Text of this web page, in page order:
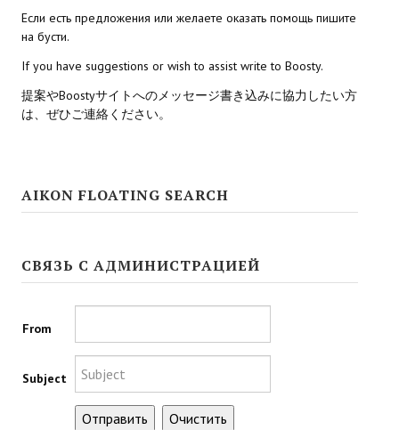
GTA 5
Kingdoms of Amalur: Reckoning
Mass Effect Andromeda
Sims 3
Star Wars Jedi Knight: Dark Force II
Star Wars Knights of the Old Republic 2
Titan Quest Immortal Throne
Если есть предложения или желаете оказать помощь пишите
на бусти.
If you have suggestions or wish to assist write to Boosty.
提案やBoostyサイトへのメッセージ書き込みに協力したい方
は、ぜひご連絡ください。
AIKON FLOATING SEARCH
СВЯЗЬ С АДМИНИСТРАЦИЕЙ
From
Subject